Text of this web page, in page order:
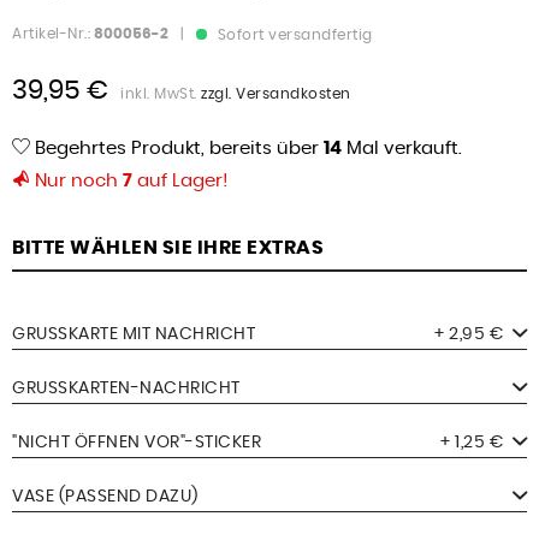
Artikel-Nr.: 800056-2 Sofort versandfertig
39,95 € inkl. MwSt. zzgl. Versandkosten
Begehrtes Produkt, bereits über 14 Mal verkauft.
Nur noch 7 auf Lager!
BITTE WÄHLEN SIE IHRE EXTRAS
GRUSSKARTE MIT NACHRICHT + 2,95 €
GRUSSKARTEN-NACHRICHT
"NICHT ÖFFNEN VOR"-STICKER + 1,25 €
VASE (PASSEND DAZU)